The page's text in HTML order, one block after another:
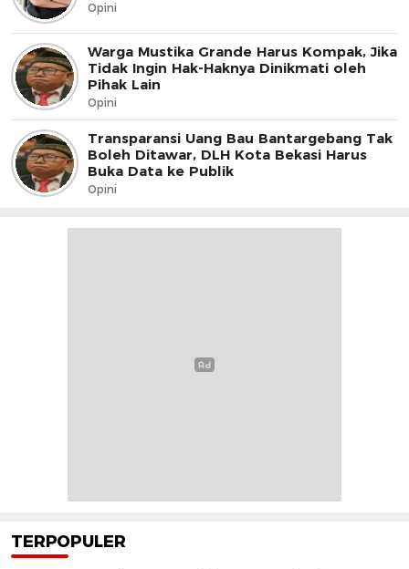
Opini
Warga Mustika Grande Harus Kompak, Jika
Tidak Ingin Hak-Haknya Dinikmati oleh
Pihak Lain
Opini
Transparansi Uang Bau Bantargebang Tak
Boleh Ditawar, DLH Kota Bekasi Harus
Buka Data ke Publik
Opini
TERPOPULER